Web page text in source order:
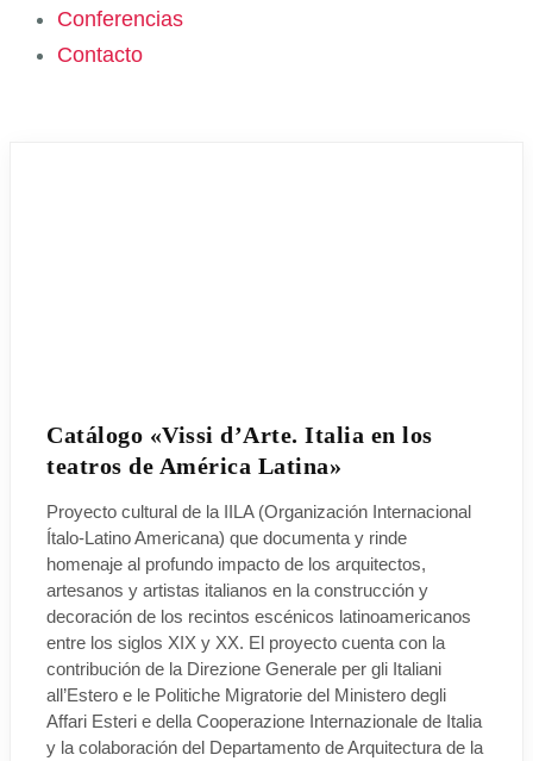
Conferencias
Contacto
Catálogo «Vissi d’Arte. Italia en los
teatros de América Latina»
Proyecto cultural de la IILA (Organización Internacional
Ítalo-Latino Americana) que documenta y rinde
homenaje al profundo impacto de los arquitectos,
artesanos y artistas italianos en la construcción y
decoración de los recintos escénicos latinoamericanos
entre los siglos XIX y XX. El proyecto cuenta con la
contribución de la Direzione Generale per gli Italiani
all’Estero e le Politiche Migratorie del Ministero degli
Affari Esteri e della Cooperazione Internazionale de Italia
y la colaboración del Departamento de Arquitectura de la